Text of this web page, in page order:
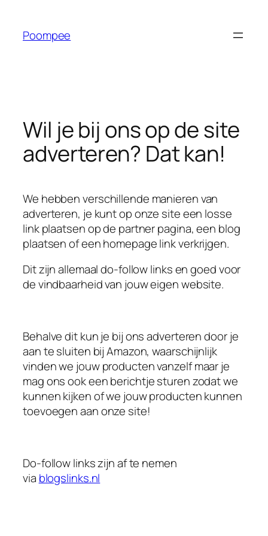
Poompee
Wil je bij ons op de site
adverteren? Dat kan!
We hebben verschillende manieren van
adverteren, je kunt op onze site een losse
link plaatsen op de partner pagina, een blog
plaatsen of een homepage link verkrijgen.
Dit zijn allemaal do-follow links en goed voor
de vindbaarheid van jouw eigen website.
Behalve dit kun je bij ons adverteren door je
aan te sluiten bij Amazon, waarschijnlijk
vinden we jouw producten vanzelf maar je
mag ons ook een berichtje sturen zodat we
kunnen kijken of we jouw producten kunnen
toevoegen aan onze site!
Do-follow links zijn af te nemen
via blogslinks.nl